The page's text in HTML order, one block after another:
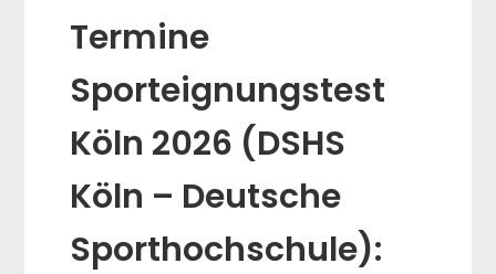
Termine
Sporteignungstest
Köln 2026 (DSHS
Köln – Deutsche
Sporthochschule):